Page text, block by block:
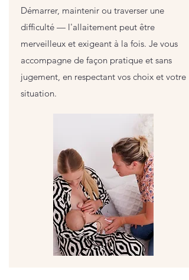
Démarrer, maintenir ou traverser une
difficulté — l'allaitement peut être
merveilleux et exigeant à la fois. Je vous
accompagne de façon pratique et sans
jugement, en respectant vos choix et votre
situation.